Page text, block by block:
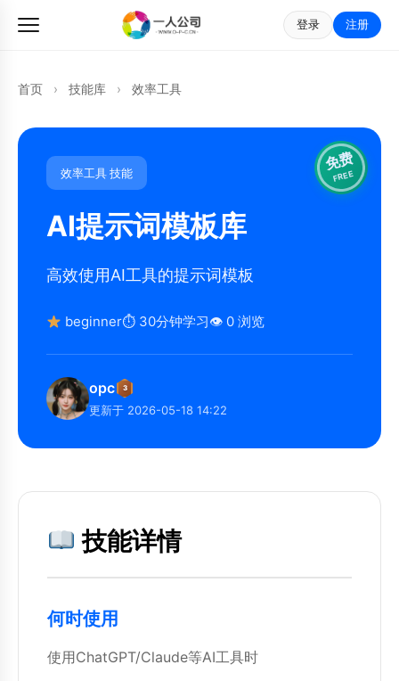
登录 注册
首页 › 技能库 › 效率工具
效率工具 技能
AI提示词模板库
免费
FREE
高效使用AI工具的提示词模板
beginner⏱ 30分钟学习👁 0 浏览
opc 3
更新于 2026-05-18 14:22
技能详情
何时使用
使用ChatGPT/Claude等AI工具时